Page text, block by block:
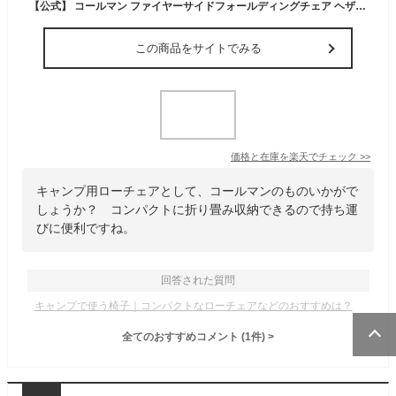
【公式】 コールマン ファイヤーサイドフォールディングチェア ヘザーブラック Coleman コールマン ローチェア 椅子 イス 難燃素材 折り畳み キャンプ 公園 ピクニック 限定品
この商品をサイトでみる
価格と在庫を楽天でチェック >>
キャンプ用ローチェアとして、コールマンのものいかがで
しょうか？ コンパクトに折り畳み収納できるので持ち運
びに便利ですね。
回答された質問
キャンプで使う椅子｜コンパクトなローチェアなどのおすすめは？
全てのおすすめコメント (1件) >